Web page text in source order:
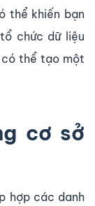
thể khiến bạn
chức dữ liệu
thể tạo một
cơ sở
hợp các danh